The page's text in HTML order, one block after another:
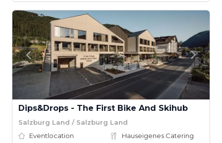
Dips&Drops - The First Bike And Skihub
Salzburg Land / Salzburg Land
Eventlocation
Hauseigenes Catering